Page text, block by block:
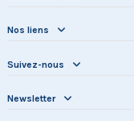
Nos liens
Suivez-nous
Newsletter